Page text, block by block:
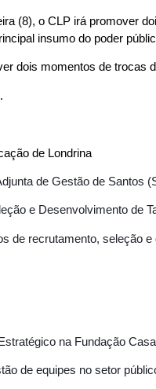
(8), o CLP irá promover
insumo do poder
dois momentos de trocas
de Londrina
de Gestão de Santos
e Desenvolvimento de
de recrutamento, seleção
na Fundação Casa
de equipes no setor